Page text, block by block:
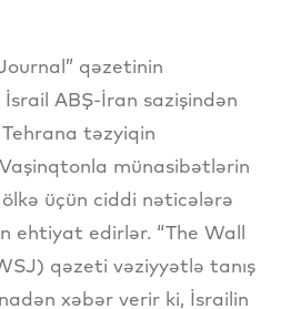
qəzetinin
ABŞ-İran sazişindən
təzyiqin
Vaşinqtonla münasibətlərin
üçün ciddi nəticələrə
ehtiyat edirlər. “The Wall
qəzeti vəziyyətlə tanış
xəbər verir ki, İsrailin